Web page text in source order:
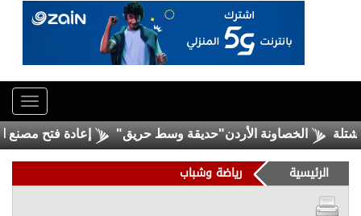
الخصاونة الأردن"حديقة وسط حريق" إعادة فتح مصنع
الرئيسية رياضة وشباب